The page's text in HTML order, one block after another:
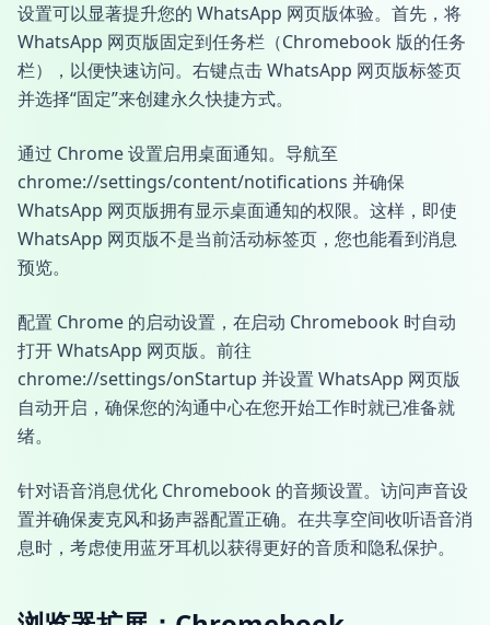
设置可以显著提升您的 WhatsApp 网页版体验。首先，将
WhatsApp 网页版固定到任务栏（Chromebook 版的任务
栏），以便快速访问。右键点击 WhatsApp 网页版标签页
并选择“固定”来创建永久快捷方式。
通过 Chrome 设置启用桌面通知。导航至
chrome://settings/content/notifications 并确保
WhatsApp 网页版拥有显示桌面通知的权限。这样，即使
WhatsApp 网页版不是当前活动标签页，您也能看到消息
预览。
配置 Chrome 的启动设置，在启动 Chromebook 时自动
打开 WhatsApp 网页版。前往
chrome://settings/onStartup 并设置 WhatsApp 网页版
自动开启，确保您的沟通中心在您开始工作时就已准备就
绪。
针对语音消息优化 Chromebook 的音频设置。访问声音设
置并确保麦克风和扬声器配置正确。在共享空间收听语音消
息时，考虑使用蓝牙耳机以获得更好的音质和隐私保护。